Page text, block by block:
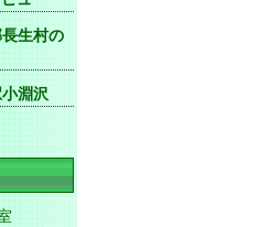
生村の
淵沢